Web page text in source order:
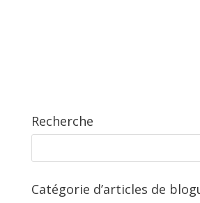
Recherche
Catégorie d’articles de